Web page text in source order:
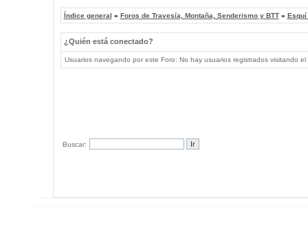
Índice general » Foros de Travesía, Montaña, Senderismo y BTT» Esquí
¿Quién está conectado?
Usuarios navegando por este Foro: No hay usuarios registrados visitando
Buscar: